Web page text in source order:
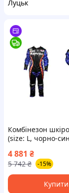
Луцьк
Комбінезон
(size: L, чорно-
4 881 ₴
5 742 ₴ -15%
Купити